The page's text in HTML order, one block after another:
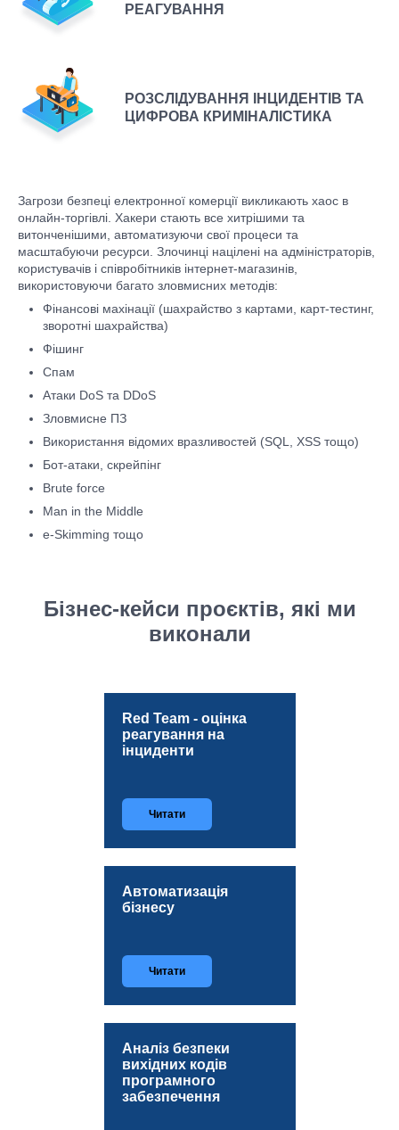
РЕАГУВАННЯ
РОЗСЛІДУВАННЯ ІНЦИДЕНТІВ ТА
ЦИФРОВА КРИМІНАЛІСТИКА
Загрози безпеці електронної комерції викликають хаос в
онлайн-торгівлі. Хакери стають все хитрішими та
витонченішими, автоматизуючи свої процеси та
масштабуючи ресурси. Злочинці націлені на адміністраторів,
користувачів і співробітників інтернет-магазинів,
використовуючи багато зловмисних методів:
Фінансові махінації (шахрайство з картами, карт-тестинг,
зворотні шахрайства)
Фішинг
Спам
Атаки DoS та DDoS
Зловмисне ПЗ
Використання відомих вразливостей (SQL, XSS тощо)
Бот-атаки, скрейпінг
Brute force
Man in the Middle
e-Skimming тощо
Бізнес-кейси проєктів, які ми
виконали
Red Team - оцінка
реагування на
інциденти
Читати
Автоматизація
бізнесу
Читати
Аналіз безпеки
вихідних кодів
програмного
забезпечення